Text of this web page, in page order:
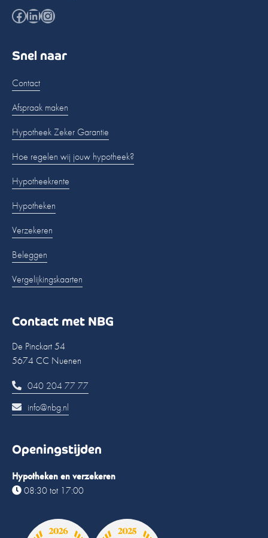
Facebook
LinkedIn
Instagram
Snel naar
Contact
Afspraak maken
Hypotheek Zeker Garantie
Hoe regelen wij jouw hypotheek?
Hypotheekrente
Hypotheken
Verzekeren
Beleggen
Vergelijkingskaarten
Contact met NBG
De Pinckart 54
5674 CC Nuenen
040 204 77 77
info@nbg.nl
Openingstijden
Hypotheken en verzekeren
08:30 tot 17:00